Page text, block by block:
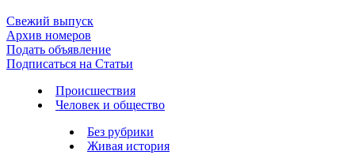
Свежий выпуск
Архив номеров
Подать объявление
Подписаться на Статьи
Происшествия
Человек и общество
Без рубрики
Живая история